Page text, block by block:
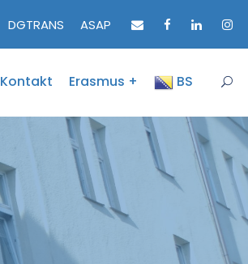
DGTRANS ASAP
Kontakt Erasmus + BS